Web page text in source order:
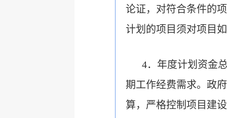
论证，对符合条件的
计划的项目须对项目
4．年度计划资金
期工作经费需求。政
算，严格控制项目建